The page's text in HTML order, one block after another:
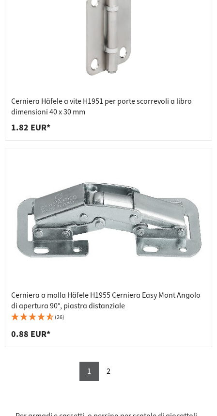
Cerniera Häfele a vite H1951 per porte scorrevoli a libro
dimensioni 40 x 30 mm
1.82 EUR*
Cerniera a molla Häfele H1955 Cerniera Easy Mont Angolo
di apertura 90°, piastra distanziale
(26)
0.88 EUR*
1 2